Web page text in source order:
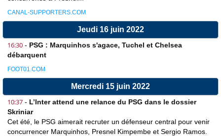
CANAL-SUPPORTERS.COM
Jeudi 16 juin 2022
16:30 - PSG : Marquinhos s'agace, Tuchel et Chelsea
débarquent
FOOT01.COM
Mercredi 15 juin 2022
10:37 - L’Inter attend une relance du PSG dans le dossier
Skriniar
Cet été, le PSG aimerait recruter un défenseur central pour venir
concurrencer Marquinhos, Presnel Kimpembe et Sergio Ramos.